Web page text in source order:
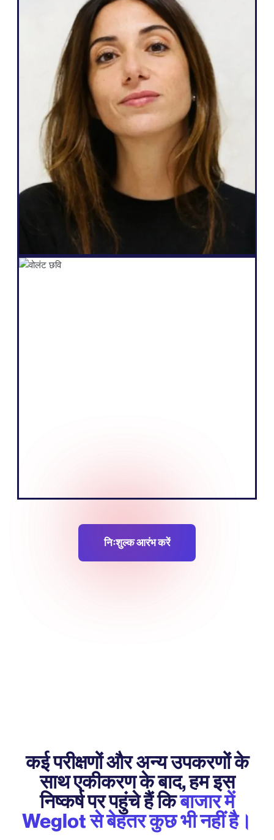
" Weglot यह बहुत बढ़िया है, क्योंकि यह मेरी
आवश्यकताओं के अनुरूप है और मैं अपने ग्राहकों से जो
वादा कर सकता हूं, वह यह है: बहुभाषी होने का एक आसान
तरीका, उनकी वेबसाइट पर पूर्ण स्वायत्तता, अधिक लीड
उत्पन्न करना, तथा यह सब कुछ ही क्लिक में करने की
क्षमता।"
सलोमी अमर
निःशुल्क आरंभ करें
कई परीक्षणों और अन्य उपकरणों के
साथ एकीकरण के बाद, हम इस
निष्कर्ष पर पहुंचे हैं किबाजार में
Weglot से बेहतर कुछ भी नहीं है।